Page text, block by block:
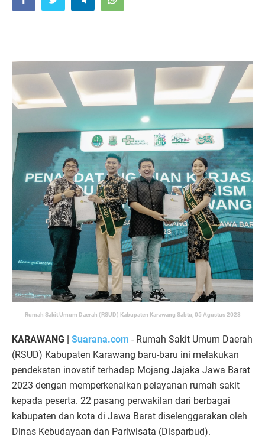
Rumah Sakit Umum Daerah (RSUD) Kabupaten Karawang Sabtu, 05 Agustus 2023
KARAWANG | Suarana.com - Rumah Sakit Umum Daerah
(RSUD) Kabupaten Karawang baru-baru ini melakukan
pendekatan inovatif terhadap Mojang Jajaka Jawa Barat
2023 dengan memperkenalkan pelayanan rumah sakit
kepada peserta. 22 pasang perwakilan dari berbagai
kabupaten dan kota di Jawa Barat diselenggarakan oleh
Dinas Kebudayaan dan Pariwisata (Disparbud).